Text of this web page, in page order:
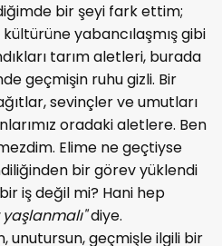
bir şeyi fark ettim;
yabancılaşmış gibi
tarım aletleri, burada
geçmişin ruhu gizli. Bir
sevinçler ve umutları
oradaki aletlere. Ben
Elime ne geçtiyse
bir görev yüklendi
iş değil mi? Hani hep
diye.
unutursun, geçmişle ilgili bir